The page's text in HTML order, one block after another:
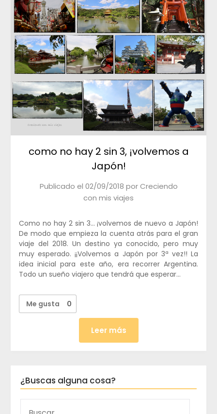
como no hay 2 sin 3, ¡volvemos a
Japón!
Publicado el 02/09/2018 porCreciendo
con mis viajes
Como no hay 2 sin 3… ¡volvemos de nuevo a Japón!
De modo que empieza la cuenta atrás para el gran
viaje del 2018. Un destino ya conocido, pero muy
muy esperado. ¡¡Volvemos a Japón por 3ª vez!! La
idea inicial para este año, era recorrer Argentina.
Todo un sueño viajero que tendrá que esperar…
Me gusta 0
Leer más
¿Buscas alguna cosa?